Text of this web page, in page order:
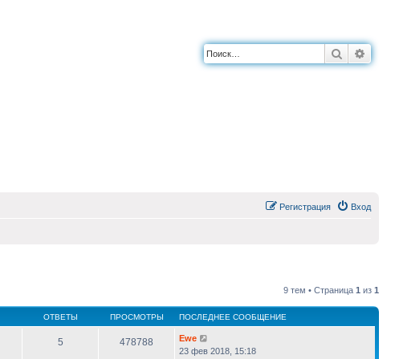
Поиск
Вход
Регистрация
9 тем • Страница 1 из 1
ОТВЕТЫ ПРОСМОТРЫ ПОСЛЕДНЕЕ СООБЩЕНИЕ
5 478788
Ewe
23 фев 2018, 15:18